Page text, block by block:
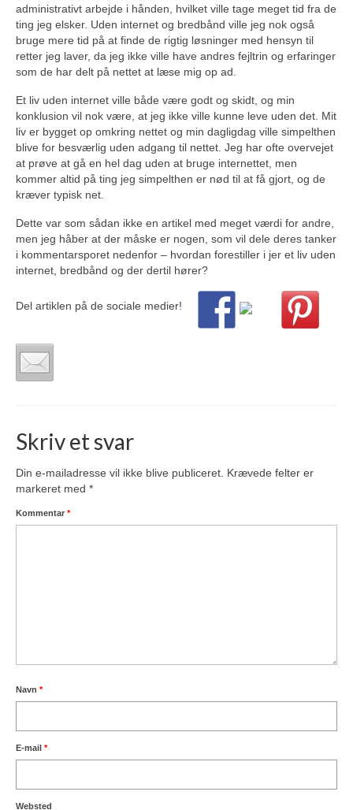
administrativt arbejde i hånden, hvilket ville tage meget tid fra de
ting jeg elsker. Uden internet og bredbånd ville jeg nok også
bruge mere tid på at finde de rigtig løsninger med hensyn til
retter jeg laver, da jeg ikke ville have andres fejltrin og erfaringer
som de har delt på nettet at læse mig op ad.
Et liv uden internet ville både være godt og skidt, og min
konklusion vil nok være, at jeg ikke ville kunne leve uden det. Mit
liv er bygget op omkring nettet og min dagligdag ville simpelthen
blive for besværlig uden adgang til nettet. Jeg har ofte overvejet
at prøve at gå en hel dag uden at bruge internettet, men
kommer altid på ting jeg simpelthen er nød til at få gjort, og de
kræver typisk net.
Dette var som sådan ikke en artikel med meget værdi for andre,
men jeg håber at der måske er nogen, som vil dele deres tanker
i kommentarsporet nedenfor – hvordan forestiller i jer et liv uden
internet, bredbånd og der dertil hører?
Del artiklen på de sociale medier!
Skriv et svar
Din e-mailadresse vil ikke blive publiceret. Krævede felter er
markeret med *
Kommentar *
Navn *
E-mail *
Websted